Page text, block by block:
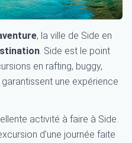
, la ville de Side en
. Side est le point
en rafting, buggy,
une expérience
activité à faire à Side.
d'une journée faite